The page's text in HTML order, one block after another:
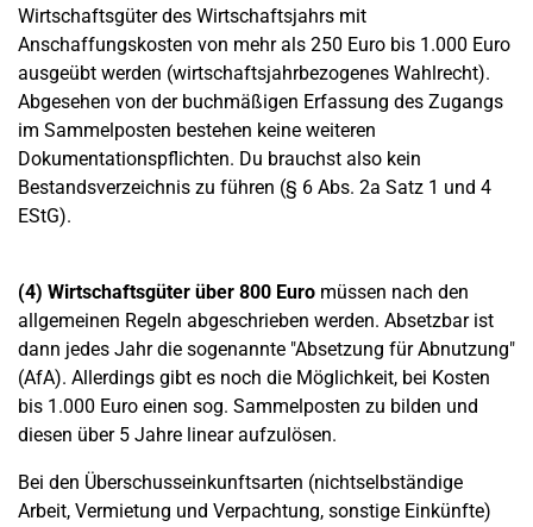
Wirtschaftsgüter des Wirtschaftsjahrs mit
Anschaffungskosten von mehr als 250 Euro bis 1.000 Euro
ausgeübt werden (wirtschaftsjahrbezogenes Wahlrecht).
Abgesehen von der buchmäßigen Erfassung des Zugangs
im Sammelposten bestehen keine weiteren
Dokumentationspflichten. Du brauchst also kein
Bestandsverzeichnis zu führen (§ 6 Abs. 2a Satz 1 und 4
EStG).
(4) Wirtschaftsgüter über 800 Euro müssen nach den
allgemeinen Regeln abgeschrieben werden. Absetzbar ist
dann jedes Jahr die sogenannte "Absetzung für Abnutzung"
(AfA). Allerdings gibt es noch die Möglichkeit, bei Kosten
bis 1.000 Euro einen sog. Sammelposten zu bilden und
diesen über 5 Jahre linear aufzulösen.
Bei den Überschusseinkunftsarten (nichtselbständige
Arbeit, Vermietung und Verpachtung, sonstige Einkünfte)